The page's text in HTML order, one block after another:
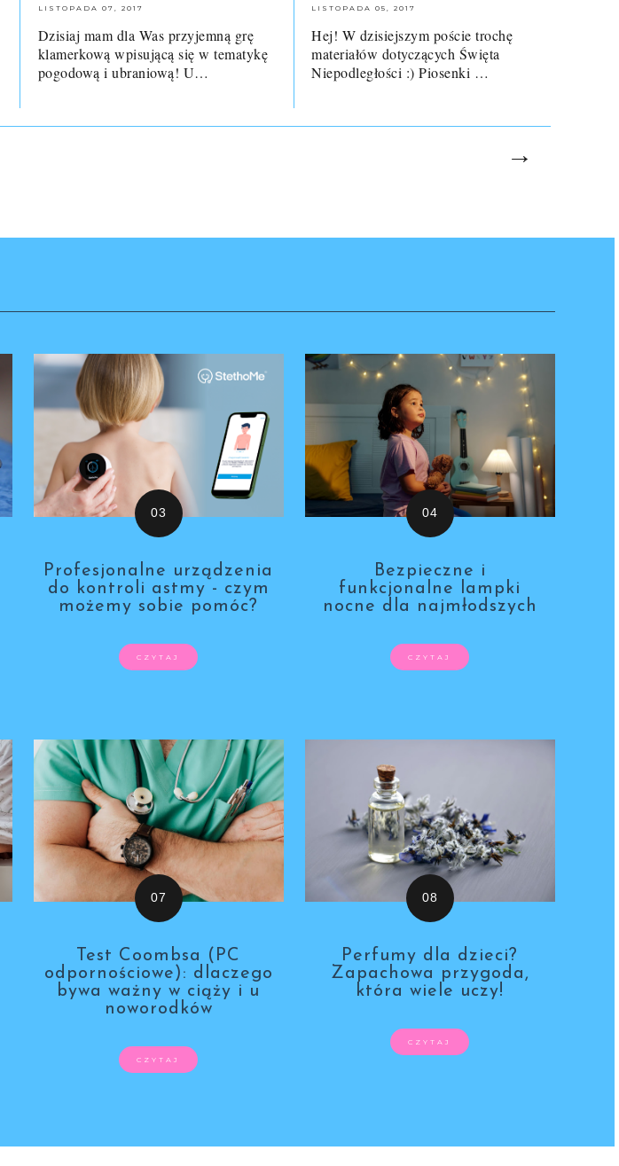
LISTOPADA 07, 2017
Dzisiaj mam dla Was przyjemną grę
klamerkową wpisującą się w tematykę
pogodową i ubraniową! U…
LISTOPADA 05, 2017
Hej! W dzisiejszym poście trochę
materiałów dotyczących Święta
Niepodległości :) Piosenki …
→
Profesjonalne urządzenia
do kontroli astmy - czym
możemy sobie pomóc?
CZYTAJ
Bezpieczne i
funkcjonalne lampki
nocne dla najmłodszych
CZYTAJ
Test Coombsa (PC
odpornościowe): dlaczego
bywa ważny w ciąży i u
noworodków
CZYTAJ
Perfumy dla dzieci?
Zapachowa przygoda,
która wiele uczy!
CZYTAJ